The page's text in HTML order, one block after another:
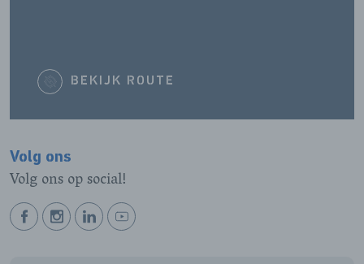
BEKIJK ROUTE
Volg ons
Volg ons op social!
BEKIJKBEKIJKBEKIJKBEKIJK